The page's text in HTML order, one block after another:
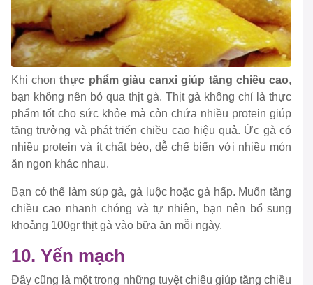
Khi chọnthực phẩm giàu canxi giúp tăng chiều cao,
bạn không nên bỏ qua thịt gà. Thịt gà không chỉ là thực
phẩm tốt cho sức khỏe mà còn chứa nhiều protein giúp
tăng trưởng và phát triển chiều cao hiệu quả. Ức gà có
nhiều protein và ít chất béo, dễ chế biến với nhiều món
ăn ngon khác nhau.
Bạn có thể làm súp gà, gà luộc hoặc gà hấp. Muốn tăng
chiều cao nhanh chóng và tự nhiên, bạn nên bổ sung
khoảng 100gr thịt gà vào bữa ăn mỗi ngày.
10. Yến mạch
Đây cũng là một trong những tuyệt chiêu giúp tăng chiều